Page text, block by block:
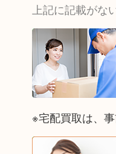
上記に記載がな
※宅配買取は、